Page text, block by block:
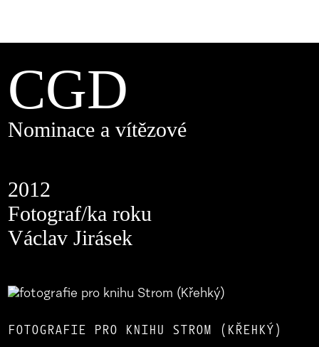
CGD
Nominace a vítězové
2012
Fotograf/ka roku
Václav Jirásek
FOTOGRAFIE PRO KNIHU STROM (KŘEHKÝ)